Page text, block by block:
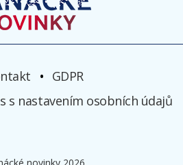
GDPR
s nastavením osobních údajů